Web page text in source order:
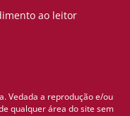
ao leitor
Vedada a reprodução e/ou
qualquer área do site sem